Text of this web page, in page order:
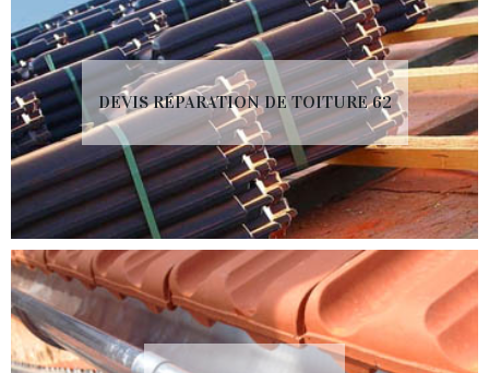
DEVIS RÉPARATION DE TOITURE 62